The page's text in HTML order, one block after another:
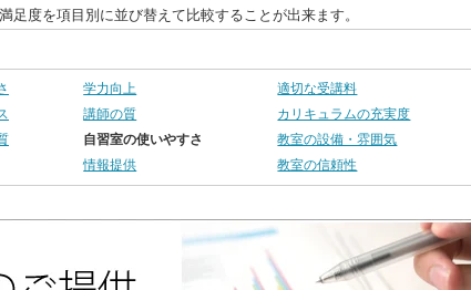
足度を項目別に並び替えて比較することが出来ます。
学力向上
適切な受講料
講師の質
カリキュラムの充実度
自習室の使いやすさ
教室の設備・雰囲気
情報提供 教室の信頼性